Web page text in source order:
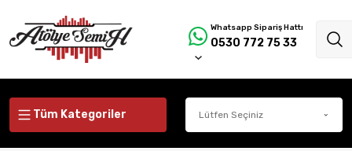
Whatsapp Sipariş Hattı
0530 772 75 33
Tüm Kategoriler